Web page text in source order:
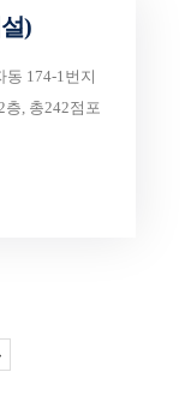
)
174-1번지
층, 총242점포